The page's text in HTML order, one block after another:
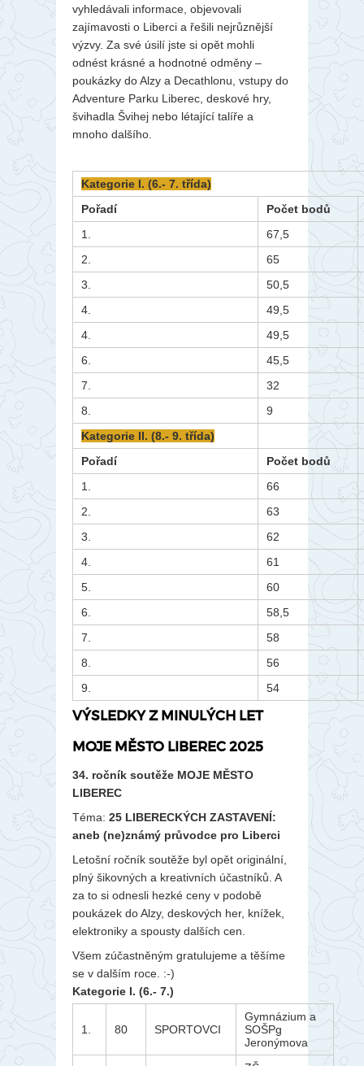
vyhledávali informace, objevovali
zajímavosti o Liberci a řešili nejrůznější
výzvy. Za své úsilí jste si opět mohli
odnést krásné a hodnotné odměny –
poukázky do Alzy a Decathlonu, vstupy do
Adventure Parku Liberec, deskové hry,
švihadla Švihej nebo létající talíře a
mnoho dalšího.
Kategorie I. (6.- 7. třída)
Pořadí
Počet bodů
1.
67,5
2.
65
3.
50,5
4.
49,5
4.
49,5
6.
45,5
7.
32
8.
9
Kategorie II. (8.- 9. třída)
Pořadí
Počet bodů
1.
66
2.
63
3.
62
4.
61
5.
60
6.
58,5
7.
58
8.
56
9.
54
VÝSLEDKY Z MINULÝCH LET
MOJE MĚSTO LIBEREC 2025
34. ročník soutěže MOJE MĚSTO
LIBEREC
Téma: 25 LIBERECKÝCH ZASTAVENÍ:
aneb (ne)známý průvodce pro Liberci
Letošní ročník soutěže byl opět originální,
plný šikovných a kreativních účastníků. A
za to si odnesli hezké ceny v podobě
poukázek do Alzy, deskových her, knížek,
elektroniky a spousty dalších cen.
Všem zúčastněným gratulujeme a těšíme
se v dalším roce. :-)
Kategorie I. (6.- 7.)
1. 80 SPORTOVCI
Gymnázium a
SOŠPg
Jeronýmova